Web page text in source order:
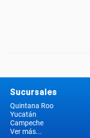
Sucursales
Quintana Roo
Yucatán
Campeche
Ver más...